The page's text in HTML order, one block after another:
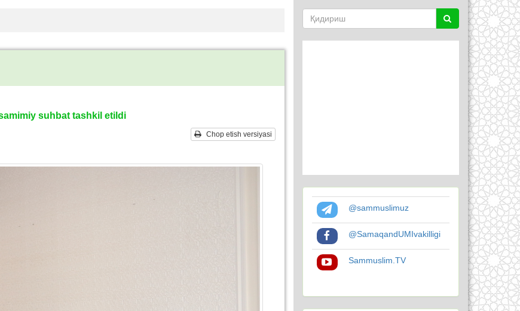
suhbat tashkil etildi
Chop etish versiyasi
@sammuslimuz
@SamaqandUMIvakilligi
Sammuslim.TV